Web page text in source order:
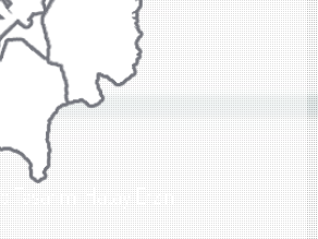
Tasarımı Hatay Erzin